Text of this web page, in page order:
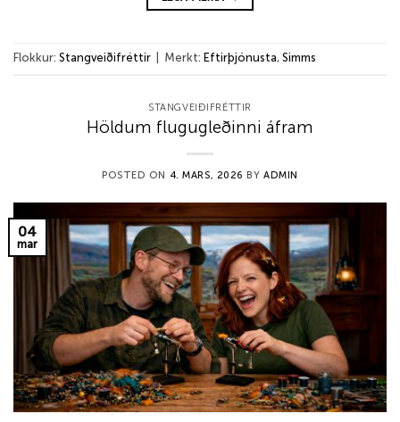
Flokkur: Stangveiðifréttir Merkt: Eftirþjónusta, Simms
STANGVEIÐIFRÉTTIR
Höldum flugugleðinni áfram
POSTED ON 4. MARS, 2026 BYADMIN
04
mar